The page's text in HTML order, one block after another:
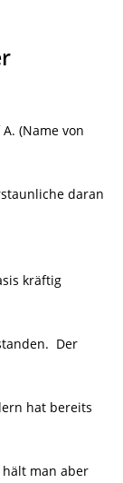
(Name von
daran
kräftig
Der
hat bereits
hält man aber